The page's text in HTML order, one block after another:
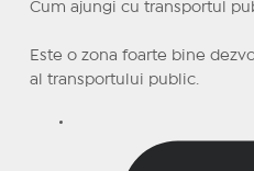
Cum ajungi cu transportul
Este o zona foarte bine
al transportului public.